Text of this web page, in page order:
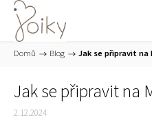
Domů / Blog / Jak se připravit na
Jak se připravit na
2.12.2024